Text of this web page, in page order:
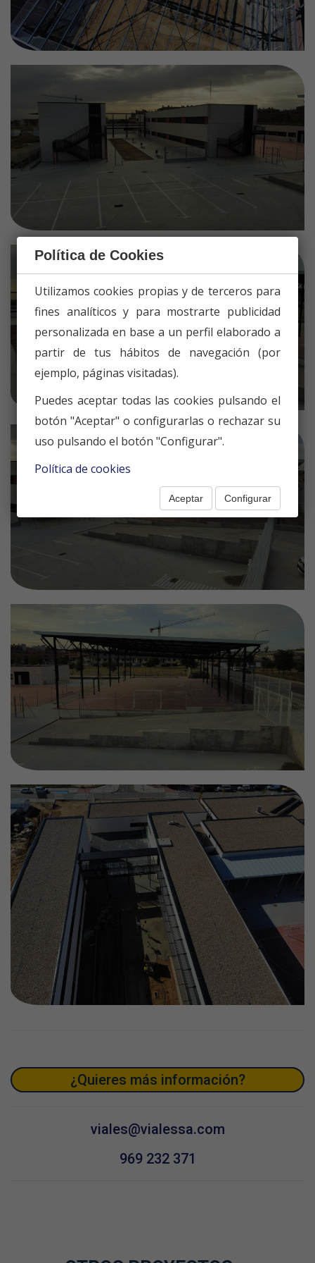
¿Quieres más información?
viales@vialessa.com
969 232 371
Política de Cookies
Utilizamos cookies propias y de terceros para
fines analíticos y para mostrarte publicidad
personalizada en base a un perfil elaborado a
partir de tus hábitos de navegación (por
ejemplo, páginas visitadas).
Puedes aceptar todas las cookies pulsando el
botón "Aceptar" o configurarlas o rechazar su
uso pulsando el botón "Configurar".
Política de cookies
Aceptar Configurar